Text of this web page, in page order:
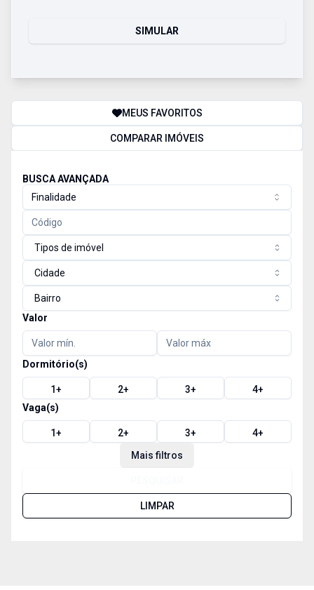
SIMULAR
MEUS FAVORITOS
COMPARAR IMÓVEIS
BUSCA AVANÇADA
Finalidade
Tipos de imóvel
Cidade
Bairro
Valor
Dormitório(s)
1+ 2+ 3+ 4+
Vaga(s)
1+ 2+ 3+ 4+
Mais filtros
LIMPAR